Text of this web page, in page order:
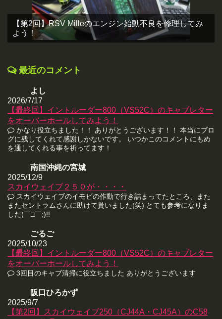
【第2回】RSV Milleのエンジン始動不良を修理してみ
よう！
最近のコメント
よし
2026/7/17
【最終回】イントルーダー800（VS52C）のキャブレター
をオーバーホールしてみよう！
かなり役立ちました！！ ありがとうございます！！ 本当にブロ
グに残してくれて感謝しかないです。 いつかこのコメントにもめ
を通してくれる事を祈ってます！
南国沖縄の宮城
2025/12/9
スカイウェイブ２５０が・・・・
スカイウェイブのイモビの作動で行き詰まってたところ、また
またセントラムさんに助けて貰いました(笑) とても参考になりま
した(￣□￣;)!!
ごるご
2025/10/23
【最終回】イントルーダー800（VS52C）のキャブレター
をオーバーホールしてみよう！
3回目のキャブ清掃に役立ちました ありがとうございます
阪口ひろかず
2025/9/7
【第2回】スカイウェイブ250（CJ44A・CJ45A）のC58